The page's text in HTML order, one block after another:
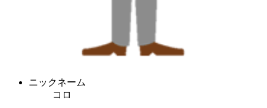
ニックネーム
コロ